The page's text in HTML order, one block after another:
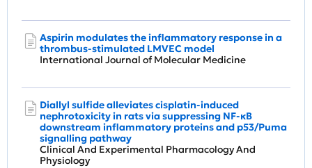
Aspirin modulates the inflammatory response in a
thrombus‑stimulated LMVEC model
International Journal of Molecular Medicine
Diallyl sulfide alleviates cisplatin‐induced
nephrotoxicity in rats via suppressing NF‐κB
downstream inflammatory proteins and p53/Puma
signalling pathway
Clinical And Experimental Pharmacology And
Physiology